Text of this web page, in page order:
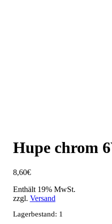
Hupe chrom
8,60€
Enthält 19% MwSt.
zzgl. Versand
Lagerbestand: 1